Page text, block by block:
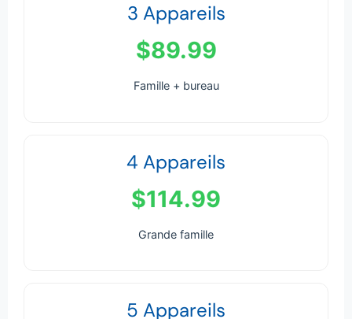
3 Appareils
$89.99
Famille + bureau
4 Appareils
$114.99
Grande famille
5 Appareils